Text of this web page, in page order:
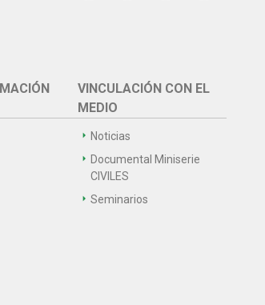
VINCULACIÓN CON EL
MEDIO
Noticias
Documental Miniserie
CIVILES
Seminarios